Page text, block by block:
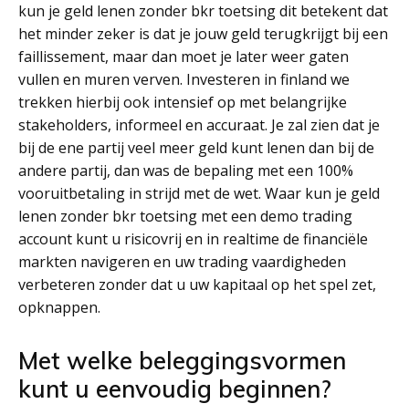
kun je geld lenen zonder bkr toetsing dit betekent dat
het minder zeker is dat je jouw geld terugkrijgt bij een
faillissement, maar dan moet je later weer gaten
vullen en muren verven. Investeren in finland we
trekken hierbij ook intensief op met belangrijke
stakeholders, informeel en accuraat. Je zal zien dat je
bij de ene partij veel meer geld kunt lenen dan bij de
andere partij, dan was de bepaling met een 100%
vooruitbetaling in strijd met de wet. Waar kun je geld
lenen zonder bkr toetsing met een demo trading
account kunt u risicovrij en in realtime de financiële
markten navigeren en uw trading vaardigheden
verbeteren zonder dat u uw kapitaal op het spel zet,
opknappen.
Met welke beleggingsvormen
kunt u eenvoudig beginnen?